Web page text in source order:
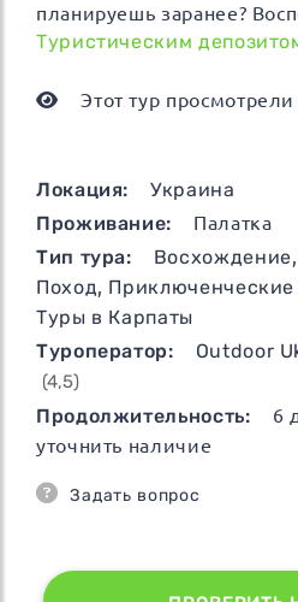
планируешь заранее?
Туристическим
Этот тур
Локация:
Украина
Проживание:
Палатка
Тип тура: Восхождение
Поход
Туры в Карпаты
Туроператор:
Outdoor
(4,5)
Продолжительность: 6
уточнить наличие
Задать вопрос